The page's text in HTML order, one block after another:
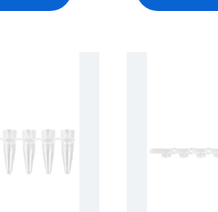
lista
para